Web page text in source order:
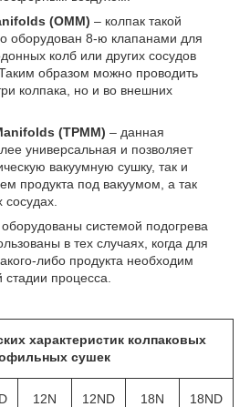
(OMM) – колпак такой
оборудован 8-ю клапанами для
колб или других сосудов
образом можно проводить
колпака, но и во внешних
(TPMM) – данная
универсальная и позволяет
вакуумную сушку, так и
продукта под вакуумом, а так
системой подогрева
в тех случаях, когда для
либо продукта необходим
процесса.
характеристик колпаковых
сушек
12N 12ND 18N 18ND